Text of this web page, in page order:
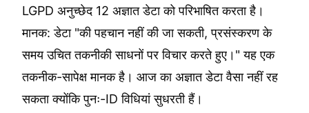
LGPD अनुच्छेद 12 अज्ञात डेटा को परिभाषित करता है।
मानक: डेटा "की पहचान नहीं की जा सकती, प्रसंस्करण के
समय उचित तकनीकी साधनों पर विचार करते हुए।" यह एक
तकनीक-सापेक्ष मानक है। आज का अज्ञात डेटा वैसा नहीं रह
सकता क्योंकि पुनः-ID विधियां सुधरती हैं।